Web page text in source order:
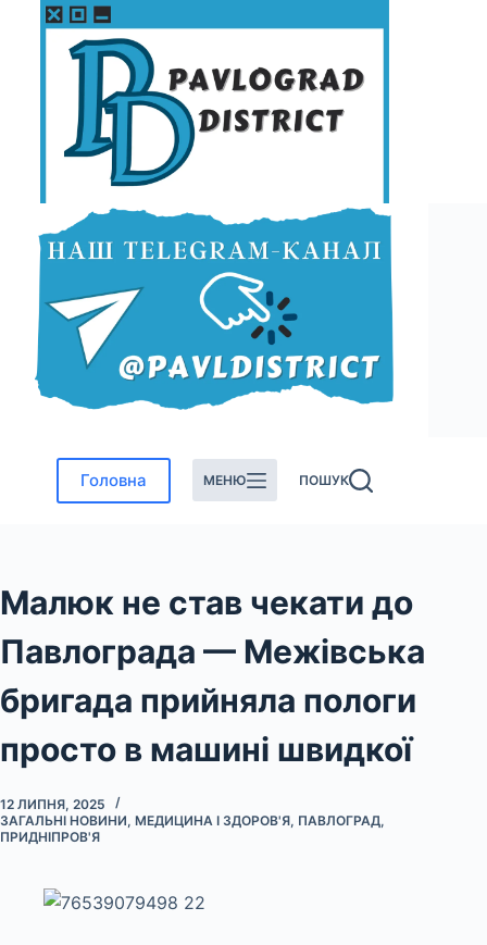
Перейти
Головна МЕНЮ ПОШУК
Малюк не став чекати до
Павлограда — Межівська
бригада прийняла пологи
просто в машині швидкої
12 ЛИПНЯ, 2025
ЗАГАЛЬНІ НОВИНИ, МЕДИЦИНА І ЗДОРОВ'Я, ПАВЛОГРАД,
ПРИДНІПРОВ'Я